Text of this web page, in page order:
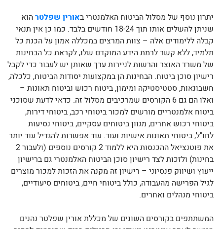
יתרון נוסף של מסלול הביטוח האלמנטרי באורין שפלטרהוא
שניתן להשלים אותו תוך 18-24 חודשים בלבד. כמו כן אין תנאי
קבלה ללימודים אלה – צוות המרצים במכללה אמון על הכנת כל
תלמיד, ללא קשר לרמת הידע המוקדם שלו, לקראת כל הבחינות
של משרד האוצר והרשות לניירות ערך שאותן יש לעבור כדי לקבל
רישיון סוכן ביטוח. הבחינות הן במקצועות יסודות הביטוח, כלכלה,
חשבונאות, סטטיסטיקה ומימון, ביטוח רכוש וביטוח תאונות –
ואלו הם גם 6 הקורסים שמרכיבים מסלול זה. כדאי לדעת שסוכני
ביטוח אלמנטריים מורשים למכור ביטוחי רכב, ביטוחי דירות,
ביטוחי רכוש אחרים, מגוון ביטוחים עסקיים, ביטוחי נסיעות
לחו"ל, ביטוחי תאונות אישיות ועוד. עוד אפשרות להגדיל עוד יותר
את פוטנציאל ההכנסות היא ללמוד 2 קורסים נוספים (ולעבור 2
בחינות) ולזכות לצד רישיון סוכן הביטוח האלמנטרי גם ברישיון
ייעוץ ושיווק פנסיוני – רישיון זה מקנה את הזכות למכור מוצרים
לגיל הפרישה מהעבודה, כולל ביטוחי חיים, ביטוחים סיעודיים,
ביטוחי מנהלים ואחרים.
המשתתפים בקורסים השונים של מכללת אורין שפלטר נהנים